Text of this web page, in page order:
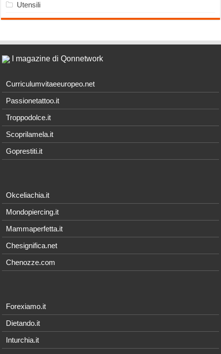
Utensili
I magazine di Qonnetwork
Curriculumvitaeeuropeo.net
Passionetattoo.it
Troppodolce.it
Scoprilamela.it
Goprestiti.it
Okceliachia.it
Mondopiercing.it
Mammaperfetta.it
Chesignifica.net
Chenozze.com
Forexiamo.it
Dietando.it
Inturchia.it